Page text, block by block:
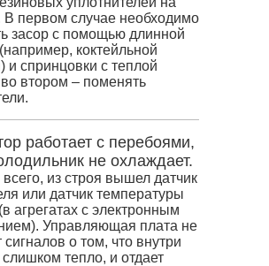
В первом случае необходимо
засор с помощью длинной
коктейльной
и спринцовки с теплой
втором – поменять
работает с перебоями,
не охлаждает.
из строя вышел датчик
или датчик температуры
агрегатах с электронным
Управляющая плата не
сигналов о том, что внутри
слишком тепло, и отдает